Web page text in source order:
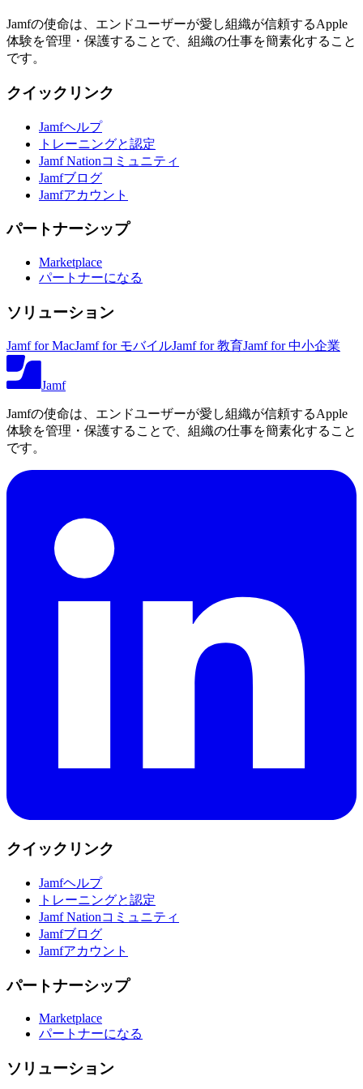
Jamfの使命は、エンドユーザーが愛し組織が信頼するApple
体験を管理・保護することで、組織の仕事を簡素化すること
です。
クイックリンク
Jamfヘルプ
トレーニングと認定
Jamf Nationコミュニティ
Jamfブログ
Jamfアカウント
パートナーシップ
Marketplace
パートナーになる
ソリューション
Jamf for MacJamf for モバイルJamf for 教育Jamf for 中小企業
Jamf
Jamfの使命は、エンドユーザーが愛し組織が信頼するApple
体験を管理・保護することで、組織の仕事を簡素化すること
です。
クイックリンク
Jamfヘルプ
トレーニングと認定
Jamf Nationコミュニティ
Jamfブログ
Jamfアカウント
パートナーシップ
Marketplace
パートナーになる
ソリューション